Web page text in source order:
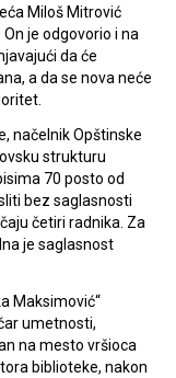
Miloš Mitrović
je odgovorio i na
da će
a da se nova neće
načelnik Opštinske
strukturu
70 posto od
bez saglasnosti
četiri radnika. Za
je saglasnost
Maksimović“
umetnosti,
na mesto vršioca
biblioteke, nakon